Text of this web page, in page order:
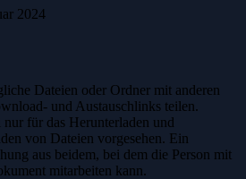
2024
Dateien oder Ordner mit anderen
und Austauschlinks teilen.
für das Herunterladen und
von Dateien vorgesehen. Ein
aus beidem, bei dem die Person mit
mitarbeiten kann.